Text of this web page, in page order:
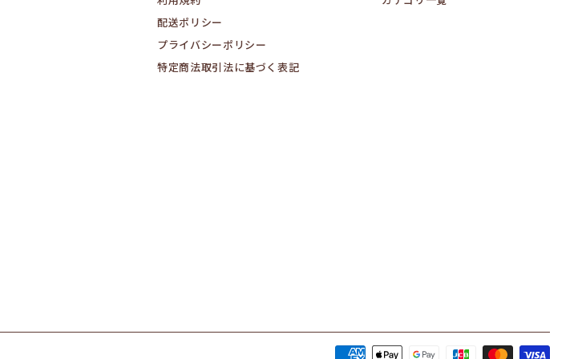
配送ポリシー
プライバシーポリシー
特定商法取引法に基づく表記